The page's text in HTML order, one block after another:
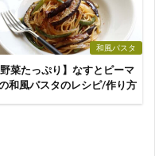
和風パスタ
野菜たっぷり】なすとピーマ
和風パスタのレシピ/作り方